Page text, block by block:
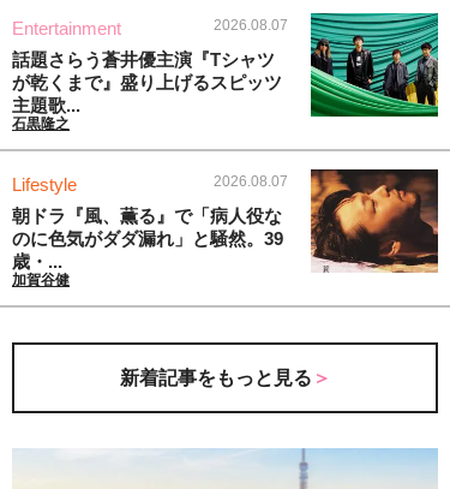
Entertainment 2026.08.07
話題さらう蒼井優主演『Tシャツ
が乾くまで』盛り上げるスピッツ
主題歌...
石黒隆之
Lifestyle 2026.08.07
朝ドラ『風、薫る』で「病人役な
のに色気がダダ漏れ」と騒然。39
歳・...
加賀谷健
新着記事をもっと見る